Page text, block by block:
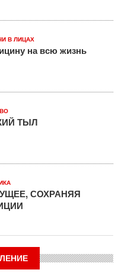
В ЛИЦАХ
на всю жизнь
ТЫЛ
СОХРАНЯЯ